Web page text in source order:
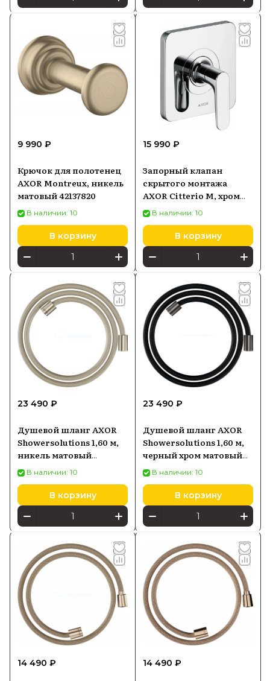
9 990 ₽
Крючок для полотенец
AXOR Montreux, никель
матовый 42137820
В наличии: 10
В корзину
15 990 ₽
Запорный клапан
скрытого монтажа
AXOR Citterio M, хром
34960000
В наличии: 10
В корзину
23 490 ₽
Душевой шланг AXOR
Showersolutions 1,60 м,
никель матовый
28261820
В наличии: 10
В корзину
23 490 ₽
Душевой шланг AXOR
Showersolutions 1,60 м,
черный хром матовый
28261340
В наличии: 10
В корзину
14 490 ₽ 14 490 ₽